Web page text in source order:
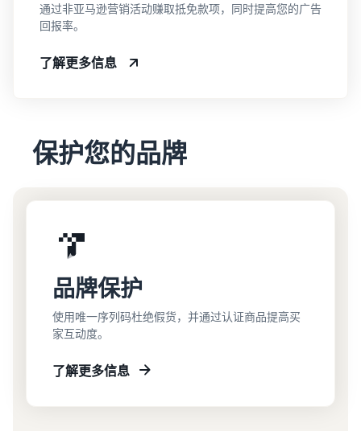
通过非亚马逊营销活动赚取抵免款项，同时提高您的广告
回报率。
了解更多信息
保护您的品牌
品牌保护
使用唯一序列码杜绝假货，并通过认证商品提高买
家互动度。
了解更多信息